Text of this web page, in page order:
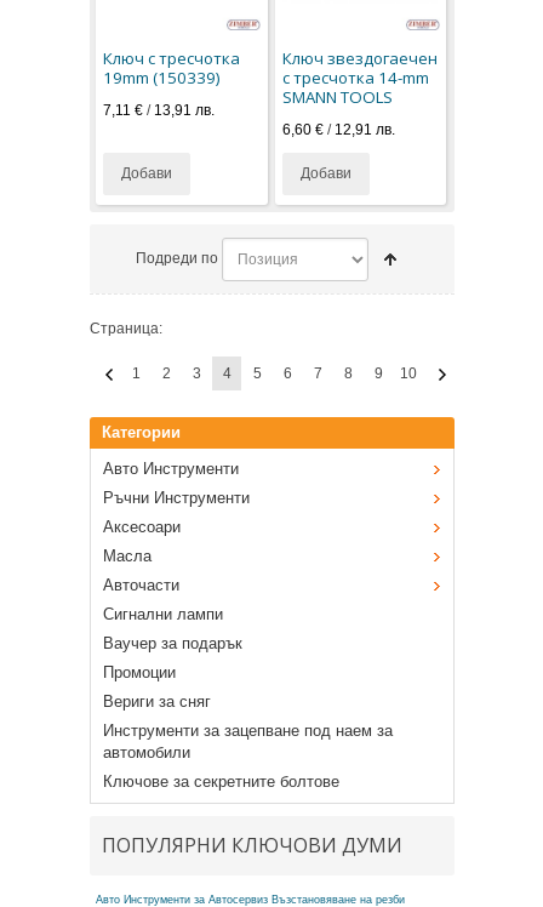
Ключ с тресчотка
19mm (150339)
7,11 € / 13,91 лв.
Добави
Ключ звездогаечен
с тресчотка 14-mm
SMANN TOOLS
6,60 €/ 12,91 лв.
Добави
Подреди по
Страница:
1 2 3 4 5 6 7 8 9 10
Категории
Авто Инструменти
Ръчни Инструменти
Аксесоари
Масла
Авточасти
Сигнални лампи
Ваучер за подарък
Промоции
Вериги за сняг
Инструменти за зацепване под наем за
автомобили
Ключове за секретните болтове
ПОПУЛЯРНИ КЛЮЧОВИ ДУМИ
Авто Инструменти за Автосервиз Възстановяване на резби